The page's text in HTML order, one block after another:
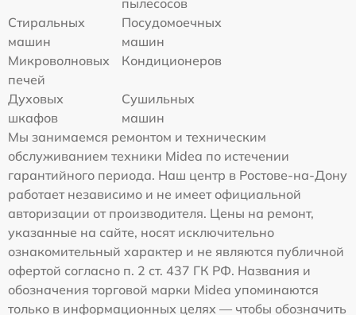
Стиральных
машин
Посудомоечных
машин
Микроволновых
печей
Кондиционеров
Духовых
шкафов
Сушильных
машин
Мы занимаемся ремонтом и техническим
обслуживанием техники Midea по истечении
гарантийного периода. Наш центр в Ростове-на-Дону
работает независимо и не имеет официальной
авторизации от производителя. Цены на ремонт,
указанные на сайте, носят исключительно
ознакомительный характер и не являются публичной
офертой согласно п. 2 ст. 437 ГК РФ. Названия и
обозначения торговой марки Midea упоминаются
только в информационных целях — чтобы обозначить